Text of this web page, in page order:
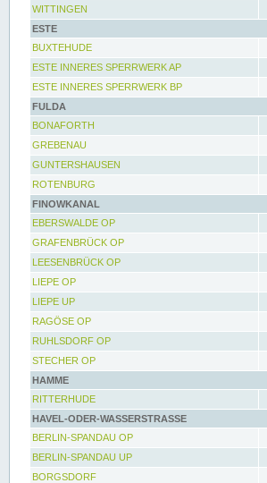
WITTINGEN
ESTE
BUXTEHUDE
ESTE INNERES SPERRWERK AP
ESTE INNERES SPERRWERK BP
FULDA
BONAFORTH
GREBENAU
GUNTERSHAUSEN
ROTENBURG
FINOWKANAL
EBERSWALDE OP
GRAFENBRÜCK OP
LEESENBRÜCK OP
LIEPE OP
LIEPE UP
RAGÖSE OP
RUHLSDORF OP
STECHER OP
HAMME
RITTERHUDE
HAVEL-ODER-WASSERSTRASSE
BERLIN-SPANDAU OP
BERLIN-SPANDAU UP
BORGSDORF